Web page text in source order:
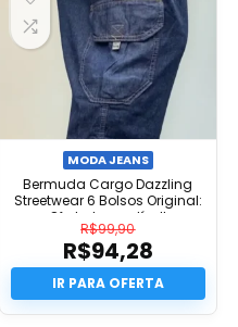
MODA JEANS
Bermuda Cargo Dazzling
Streetwear 6 Bolsos Original:
Oferta Imperdível!
R$99,90
O
preço
original
era:
R$94,28
O
preço
atual